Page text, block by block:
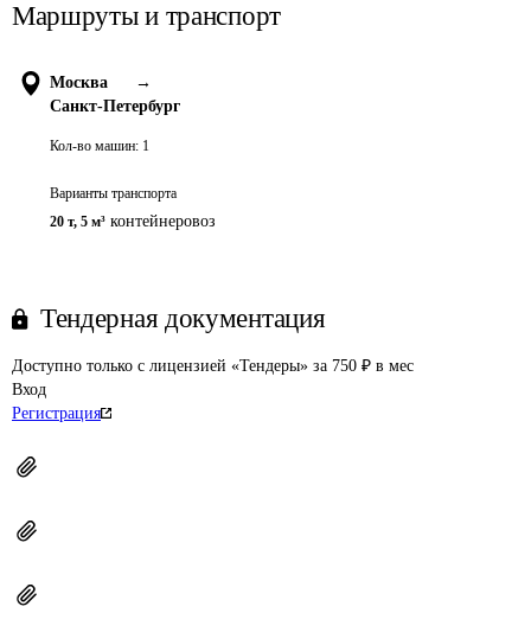
Маршруты и транспорт
Москва
→
Санкт-Петербург
Кол-во машин: 1
Варианты транспорта
20 т, 5 м³ контейнеровоз
Тендерная документация
Доступно только с лицензией «Тендеры» за 750 ₽ в мес
Вход
Регистрация